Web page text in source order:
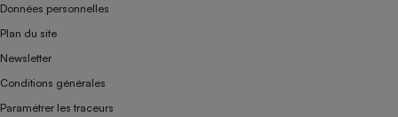
Données personnelles
Plan du site
Newsletter
Conditions générales
Paramétrer les traceurs